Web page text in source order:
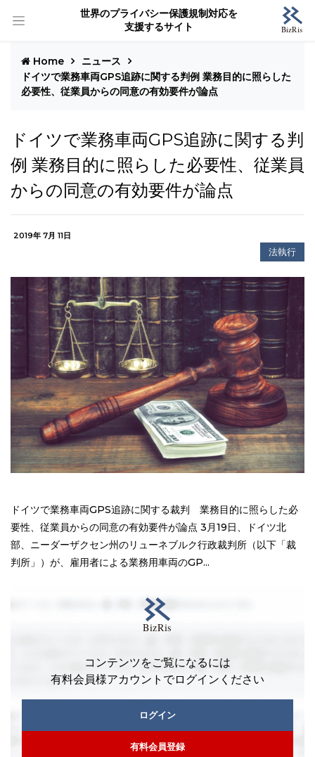
世界のプライバシー保護規制対応を
支援するサイト
Home
ニュース
ドイツで業務車両GPS追跡に関する判例 業務目的に照らした
必要性、従業員からの同意の有効要件が論点
ドイツで業務車両GPS追跡に関する判
例 業務目的に照らした必要性、従業員
からの同意の有効要件が論点
2019年 7月 11日
法執行
ドイツで業務車両GPS追跡に関する裁判 業務目的に照らした必
要性、従業員からの同意の有効要件が論点 3月19日、ドイツ北
部、ニーダーザクセン州のリューネブルク行政裁判所（以下「裁
判所」）が、雇用者による業務用車両のGP...
コンテンツをご覧になるには
有料会員様アカウントでログインください
ログイン
有料会員登録